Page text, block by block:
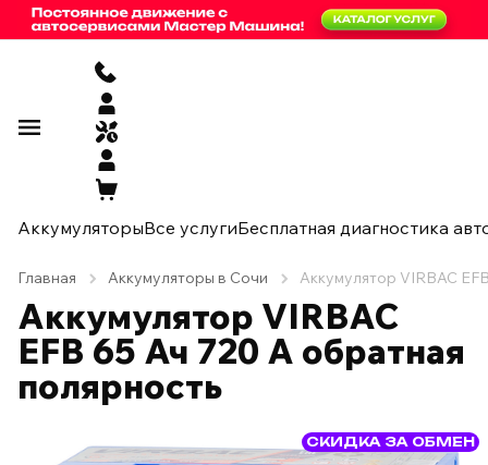
АккумуляторыВсе услугиБесплатная диагностика
Главная Аккумуляторы в Сочи Аккумулятор VIRBAC
Аккумулятор VIRBAC
EFB 65 Ач 720 А обратная
полярность
СКИДКА ЗА ОБМЕН